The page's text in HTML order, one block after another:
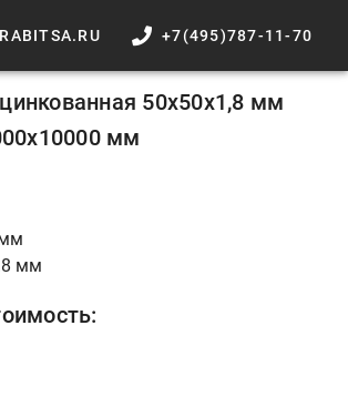
+7(495)787-11-70
50x50x1,8 мм
мм
мм